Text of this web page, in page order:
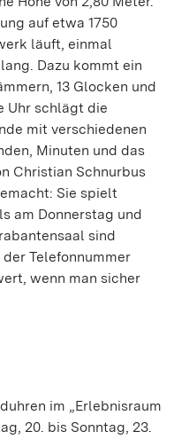
auf etwa 1750
läuft, einmal
Dazu kommt ein
13 Glocken und
Uhr schlägt die
mit verschiedenen
Minuten und das
Christian Schnurbus
Sie spielt
am Donnerstag und
sind
Telefonnummer
wenn man sicher
im „Erlebnisraum
20. bis Sonntag, 23.